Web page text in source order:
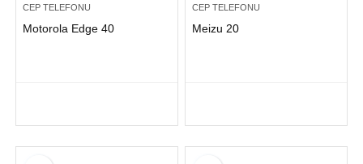
CEP TELEFONU
Motorola Edge 40
CEP TELEFONU
Meizu 20